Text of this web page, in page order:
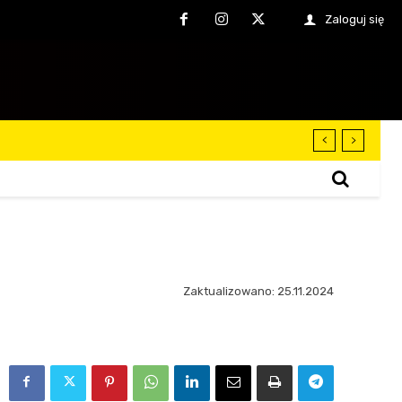
Zaloguj się
Zaktualizowano: 25.11.2024